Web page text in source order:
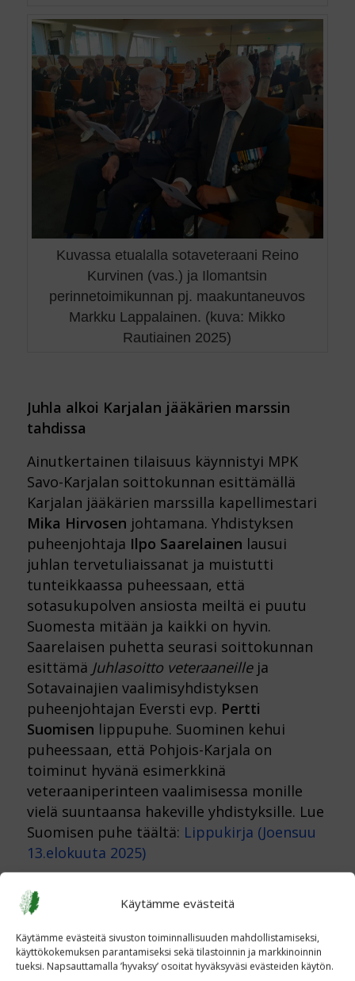
Käytämme evästeitä
Käytämme evästeitä sivuston toiminnallisuuden mahdollistamiseksi,
käyttökokemuksen parantamiseksi sekä tilastoinnin ja markkinoinnin
tueksi. Napsauttamalla ’hyvaksy’ osoitat hyväksyväsi evästeiden käytön.
Kuvassa etualalla sotaveteraani Reino
Kurvinen (vas.) ja Ilomantsin
perinnetoimikunnan pj. maakuntaneuvos
Markku Lappalainen. (kuva: Mikko
Rautiainen 2025)
Juhla alkoi Karjalan jääkärien marssin
tahdissa
Ainutkertainen tilaisuus käynnistyi MPK
Savo-Karjalan soittokunnan esittämällä
Karjalan jääkärien marssilla kapellimestari
Mika Hirvosen johtamana. Yhdistyksen
puheenjohtaja Ilpo Saarelainen lausui
juhlan tervetuliaissanat ja muistutti
tunteikkaassa puheessaan, että
sotasukupolven ansiosta meiltä ei puutu
Suomesta mitään ja kaikki on hyvin.
Saarelaisen puhetta seurasi soittokunnan
esittämä Juhlasoitto veteraaneilleja
Sotavainajien vaalimisyhdistyksen
puheenjohtajan Eversti evp. Pertti
Suomisen lippupuhe. Suominen kehui
puheessaan, että Pohjois-Karjala on
toiminut hyvänä esimerkkinä
veteraaniperinteen vaalimisessa monille
vielä suuntaansa hakeville yhdistyksille. Lue
Suomisen puhe täältä: Lippukirja (Joensuu
13.elokuuta 2025)